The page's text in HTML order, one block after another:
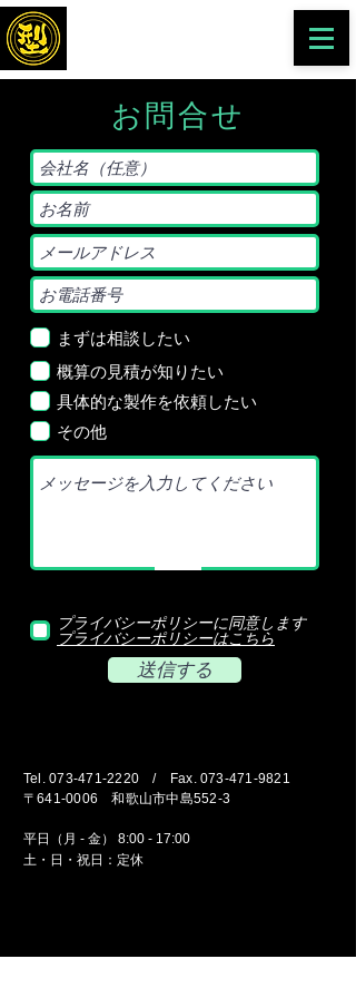
お問合せ
まずは相談したい
概算の見積が知りたい
具体的な製作を依頼したい
その他
プライバシーポリシーに同意します
プライバシーポリシーはこちら
送信する
Tel.073-471-2220 / Fax.073-471-9821
〒641-0006 ​和歌山市中島552-3
平日（月 - 金） 8:00 - 17:00
​土・日・祝日：定休